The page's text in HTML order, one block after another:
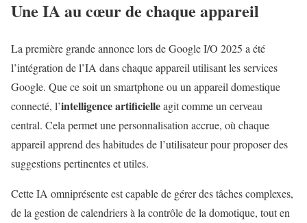
Une IA au cœur de chaque appareil
La première grande annonce lors de Google I/O 2025 a été
l’intégration de l’IA dans chaque appareil utilisant les services
Google. Que ce soit un smartphone ou un appareil domestique
connecté, l’intelligence artificielleagit comme un cerveau
central. Cela permet une personnalisation accrue, où chaque
appareil apprend des habitudes de l’utilisateur pour proposer des
suggestions pertinentes et utiles.
Cette IA omniprésente est capable de gérer des tâches complexes,
de la gestion de calendriers à la contrôle de la domotique, tout en